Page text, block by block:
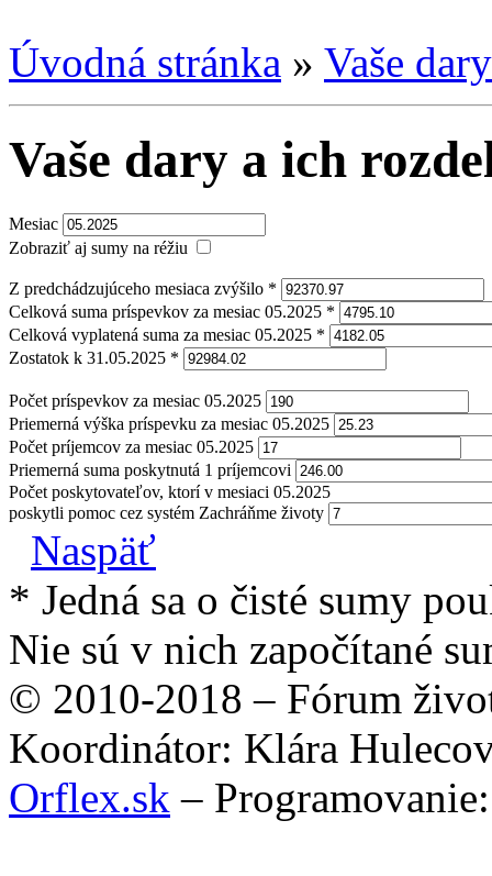
Úvodná stránka » Vaše
Vaše dary a ich
Mesiac
Zobraziť aj sumy na réžiu
Z predchádzujúceho mesiaca zvýšilo *
Celková suma príspevkov za mesiac 05.2025 *
Celková vyplatená suma za mesiac 05.2025 *
Zostatok k 31.05.2025 *
Počet príspevkov za mesiac 05.2025
Priemerná výška príspevku za mesiac 05.2025
Počet príjemcov za mesiac 05.2025
Priemerná suma poskytnutá 1 príjemcovi
Počet poskytovateľov, ktorí v mesiaci 05.2025
poskytli pomoc cez systém Zachráňme životy
Naspäť
* Jedná sa o čisté sumy
Nie sú v nich započítané
© 2010-2018 – Fórum
Koordinátor: Klára
Orflex.sk –